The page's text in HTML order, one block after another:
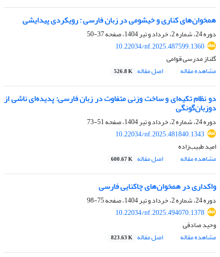
همخوان‌های کناری و خیشومی در زبان فارسی : رویکردی پیدایشی
دوره 24، شماره 2، خرداد و تیر 1404، صفحه
37-50
10.22034/nf.2025.487599.1360
گلناز مدرسی قوامی
مشاهده مقاله
اصل مقاله 526.8 K
دو نظام تکیه‌ای و ساخت وزنی متفاوت در زبان فارسی: پدیده‌ای ناشی از
دوزبان‌گونگی
دوره 24، شماره 2، خرداد و تیر 1404، صفحه
51-73
10.22034/nf.2025.481840.1343
امید طبیب‌زاده
مشاهده مقاله
اصل مقاله 600.67 K
واکداری در همخوان‌های چاکنایی فارسی
دوره 24، شماره 2، خرداد و تیر 1404، صفحه
75-98
10.22034/nf.2025.494070.1378
وحید صادقی
مشاهده مقاله
اصل مقاله 823.63 K